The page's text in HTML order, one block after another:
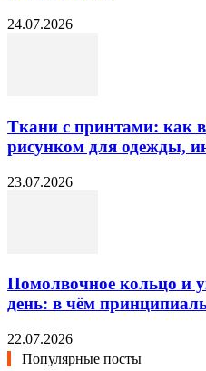
24.07.2026
Ткани с принтами: как
рисунком для одежды,
23.07.2026
Помолвочное кольцо и
день: в чём
22.07.2026
Популярные посты